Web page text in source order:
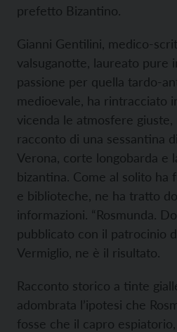
prefetto Bizantino.
Gianni Gentilini, medico-
valsuganotte, laureato pure
passione per quella tardo-
medioevale, ha rintracciato
vicenda le atmosfere
racconto di una sessantina
Verona, corte longobarda e
bizantina. Come al solito ha
e biblioteche, ne ha tratto
informazioni. “Rosmunda.
pubblicato con il patrocinio
Vermiglio, ne è il risultato.
Racconto storico a tinte
adombrata l’ipotesi che
fosse che il capro